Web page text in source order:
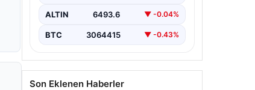
ALTIN 6493.6 ▼ -0.04%
BTC 3064415 ▼ -0.43%
Son Eklenen Haberler